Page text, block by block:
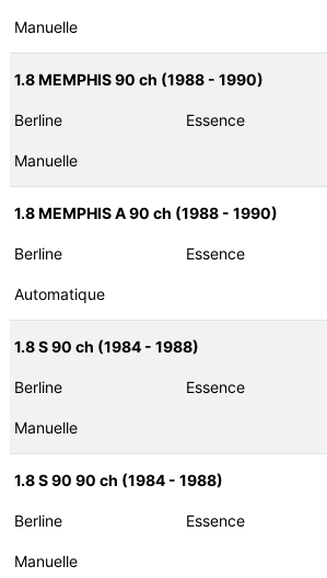
Manuelle
1.8 MEMPHIS 90 ch (1988 - 1990)
Berline Essence
Manuelle
1.8 MEMPHIS A 90 ch (1988 - 1990)
Berline Essence
Automatique
1.8 S 90 ch (1984 - 1988)
Berline Essence
Manuelle
1.8 S 90 90 ch (1984 - 1988)
Berline Essence
Manuelle